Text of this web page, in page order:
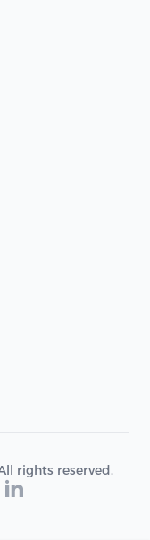
rights reserved.